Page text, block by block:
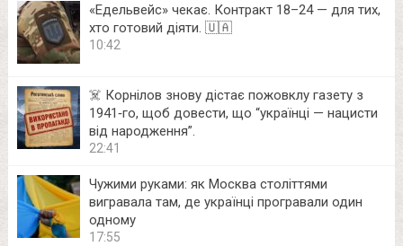
«Едельвейс» чекає. Контракт 18–24 — для тих,
хто готовий діяти. 🇺🇦
10:42
☠️ Корнілов знову дістає пожовклу газету з
1941‑го, щоб довести, що “українці — нацисти
від народження”.
22:41
Чужими руками: як Москва століттями
вигравала там, де українці програвали один
одному
17:55